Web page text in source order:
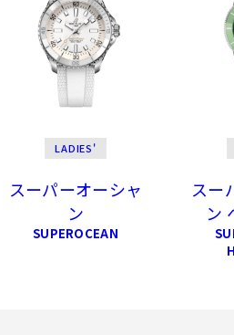
LADIES'
スーパーオーシャ
ン
SUPEROCEAN
スー
ン